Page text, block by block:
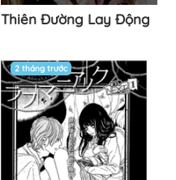
Thiên Đường Lay Động
2 tháng trước